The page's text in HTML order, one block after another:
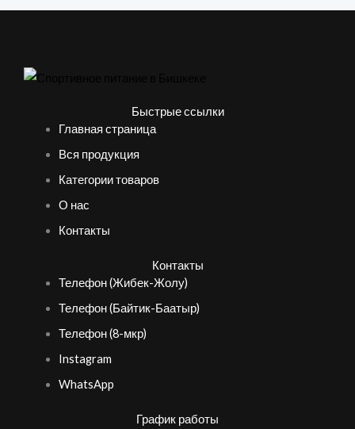
Быстрые ссылки
Главная страница
Вся продукция
Категории товаров
О нас
Контакты
Контакты
Телефон (Жибек-Жолу)
Телефон (Байтик-Баатыр)
Телефон (8-мкр)
Instagram
WhatsApp
График работы